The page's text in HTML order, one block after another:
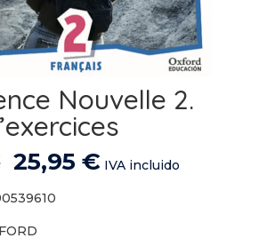
Nouvelle 2.
El
precio
original
era:
25,95 €El
IVA incluido